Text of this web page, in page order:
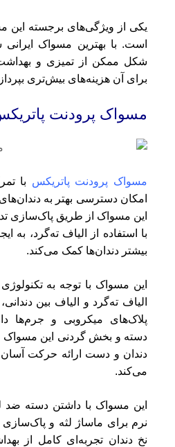
یکی از ویژگی‌های برجسته
است. با بهترین مسواک ایرانی
شکل ممکن از تمیزی و
برای آن هزینه‌های بیش‌تری
مسواک پرودنت
مسواک پرودنت پاتریکس با
امکان دسترسی بهتر به
این مسواک از طریق پاک‌سازی
با استفاده از الیاف ته‌گرد، به
بیشتر دندان‌ها کمک می‌کند.
این مسواک با توجه به
الیاف ته‌گرد و الیاف بین
پلاک‌های میکروبی و جرم‌ها
دسته و بخش گردنی این مسواک
دندان و دست ارائه حرکت
می‌کند.
این مسواک با داشتن دسته
نرم برای ماساژ لثه و پاک‌سازی
نخ دندان تجربه‌ای کامل از